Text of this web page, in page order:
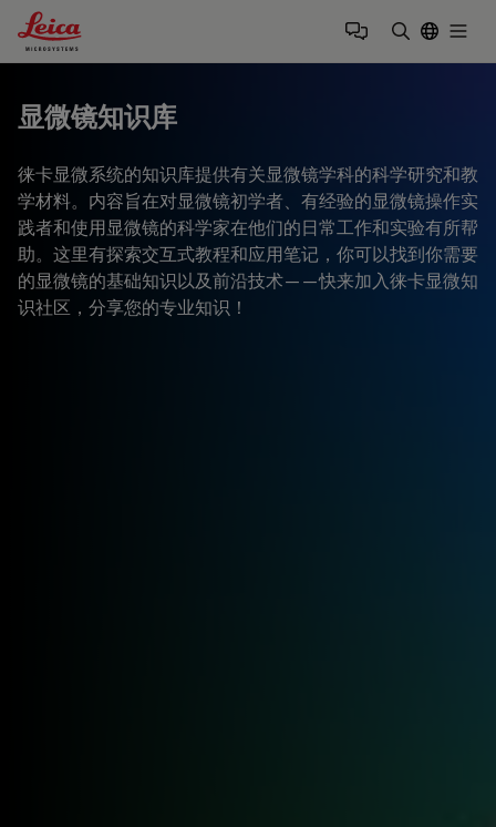
Leica Microsystems Logo
显微镜知识库
徕卡显微系统的知识库提供有关显微镜学科的科学研究和教
学材料。内容旨在对显微镜初学者、有经验的显微镜操作实
践者和使用显微镜的科学家在他们的日常工作和实验有所帮
助。这里有探索交互式教程和应用笔记，你可以找到你需要
的显微镜的基础知识以及前沿技术——快来加入徕卡显微知
识社区，分享您的专业知识！